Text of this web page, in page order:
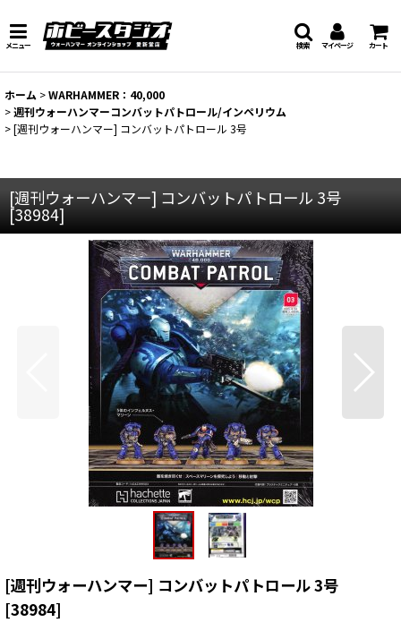
メニュー マイページ カート
検索
ホーム >WARHAMMER：40,000
>週刊ウォーハンマーコンバットパトロール/インペリウム
>[週刊ウォーハンマー] コンバットパトロール 3号
[週刊ウォーハンマー] コンバットパトロール 3号
[38984]
[週刊ウォーハンマー] コンバットパトロール 3号
[38984]